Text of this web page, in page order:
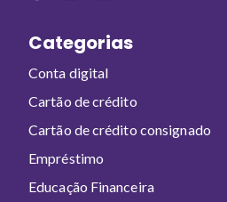
Categorias
Conta digital
Cartão de crédito
Cartão de crédito consignado
Empréstimo
Educação Financeira